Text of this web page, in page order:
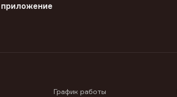
приложение
График работы